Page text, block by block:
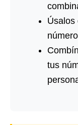
Úsalos
tus